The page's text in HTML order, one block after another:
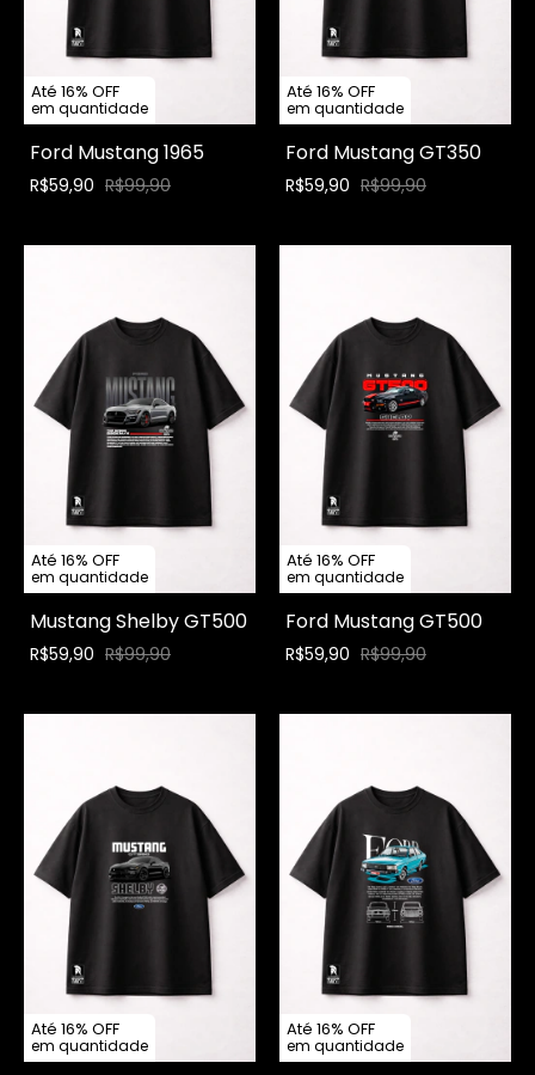
Até 16% OFF
em quantidade
Ford Mustang 1965
R$59,90 R$99,90
Até 16% OFF
em quantidade
Ford Mustang GT350
R$59,90 R$99,90
Até 16% OFF
em quantidade
Mustang Shelby GT500
R$59,90 R$99,90
Até 16% OFF
em quantidade
Ford Mustang GT500
R$59,90 R$99,90
Até 16% OFF
em quantidade
Até 16% OFF
em quantidade